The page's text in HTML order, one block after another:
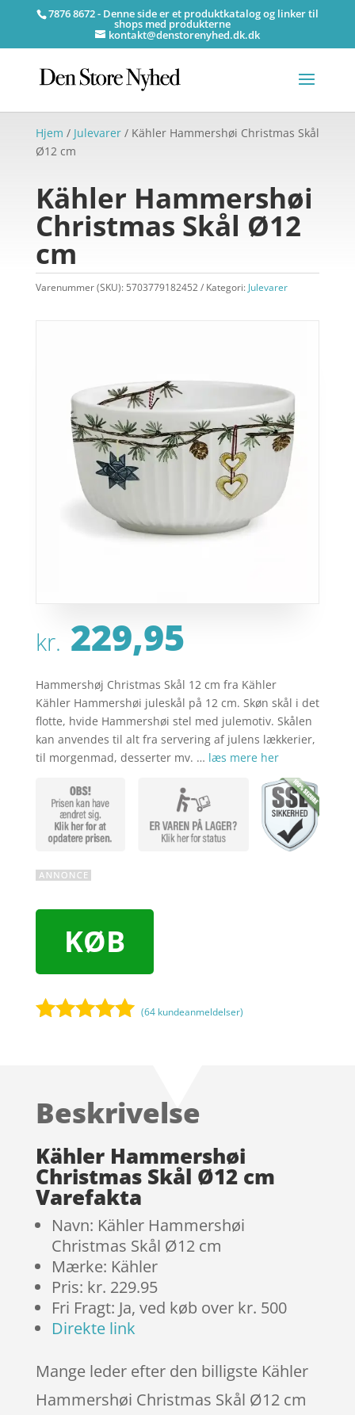
7876 8672 - Denne side er et produktkatalog og linker til
shops med produkterne
kontakt@denstorenyhed.dk.dk
Hjem / Julevarer/ Kähler Hammershøi Christmas Skål
Ø12 cm
Kähler Hammershøi
Christmas Skål Ø12
cm
Varenummer (SKU): 5703779182452 Kategori: Julevarer
kr. 229,95
Hammershøj Christmas Skål 12 cm fra Kähler
Kähler Hammershøi juleskål på 12 cm. Skøn skål i det
flotte, hvide Hammershøi stel med julemotiv. Skålen
kan anvendes til alt fra servering af julens lækkerier,
til morgenmad, desserter mv. … læs mere her
KØB
kundebedøm
(64 kundeanmeldelser)
Beskrivelse
Kähler Hammershøi
Christmas Skål Ø12 cm
Varefakta
Navn: Kähler Hammershøi
Christmas Skål Ø12 cm
Mærke: Kähler
Pris: kr. 229.95
Fri Fragt: Ja, ved køb over kr. 500
Direkte link
Mange leder efter den billigste Kähler
Hammershøi Christmas Skål Ø12 cm